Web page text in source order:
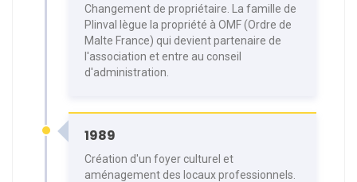
Changement de propriétaire. La famille de
Plinval lègue la propriété à OMF (Ordre de
Malte France) qui devient partenaire de
l'association et entre au conseil
d'administration.
1989
Création d'un foyer culturel et
aménagement des locaux professionnels.